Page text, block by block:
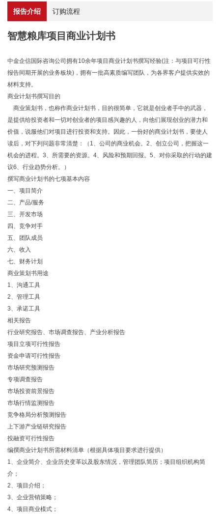
报告介绍 订购流程
智慧粮库项目商业计划书
中金企信国际咨询公司拥有10余年项目商业计划书撰写经验(注：与项目可行性
报告同期开展的业务板块)，拥有一批高素质编写团队，为各界客户提供实效的
材料支持。
商业计划书撰写目的
商业策划书，也称作商业计划书，目的很简单，它就是创业者手中的武器，
是提供给投资者和一切对创业者的项目感兴趣的人，向他们展现创业的潜力和
价值，说服他们对项目进行投资和支持。因此，一份好的商业计划书，要使人
读后，对下列问题非常清楚：（1、公司的商业机会。2、创立公司，把握这一
机会的进程。3、所需要的资源。4、风险和预期回报。5、对你采取的行动的建
议6、行业趋势分析。）
撰写商业计划书的七项基本内容
一、项目简介
二、产品/服务
三、开发市场
四、竞争对手
五、团队成员
六、收入
七、财务计划
商业策划书用途
1、沟通工具
2、管理工具
3、承诺工具
相关报告
行业研究报告、市场调查报告、产业分析报告
项目立项可行性报告
资金申请可行性报告
市场研究预测报告
专项调查报告
市场投资前景报告
市场行情监测报告
竞争格局分析预测报告
上下游产业链研究报告
投融资可行性报告
编撰商业计划书所需材料清单（根据具体项目要求进行提供）
1、企业简介、企业历史变革以及股东情况，管理团队简历；项目组织机构简
介；
2、项目介绍；
3、企业营销策略；
4、项目商业模式；